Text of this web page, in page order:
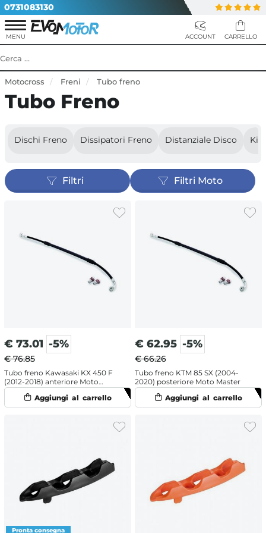
0731083130
Motocross Freni Tubo freno
Tubo Freno
Dischi Freno Dissipatori Freno Distanziale Disco Kit
Filtri Filtri Moto
€ 73.01 -5%
€ 76.85
Tubo freno Kawasaki KX 450 F
(2012-2018) anteriore Moto
Master
€ 62.95 -5%
€ 66.26
Tubo freno KTM 85 SX (2004-
2020) posteriore Moto Master